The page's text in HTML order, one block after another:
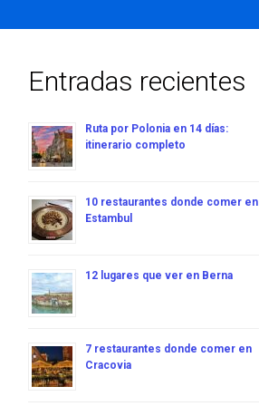
Entradas recientes
Ruta por Polonia en 14 días:
itinerario completo
10 restaurantes donde comer en
Estambul
12 lugares que ver en Berna
7 restaurantes donde comer en
Cracovia